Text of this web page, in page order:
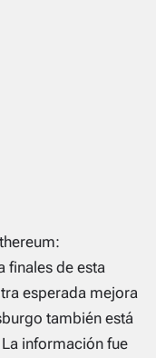
finales de esta
esperada mejora
también está
información fue